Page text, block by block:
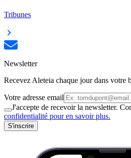
Tribunes
Newsletter
Recevez Aleteia chaque jour dans votre
Votre adresse email
J'accepte de recevoir la newsletter.
confidentialité pour en savoir plus.
S'inscrire